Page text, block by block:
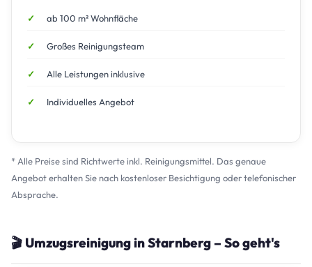
ab 100 m² Wohnfläche
Großes Reinigungsteam
Alle Leistungen inklusive
Individuelles Angebot
* Alle Preise sind Richtwerte inkl. Reinigungsmittel. Das genaue
Angebot erhalten Sie nach kostenloser Besichtigung oder telefonischer
Absprache.
🎬 Umzugsreinigung in Starnberg – So geht's